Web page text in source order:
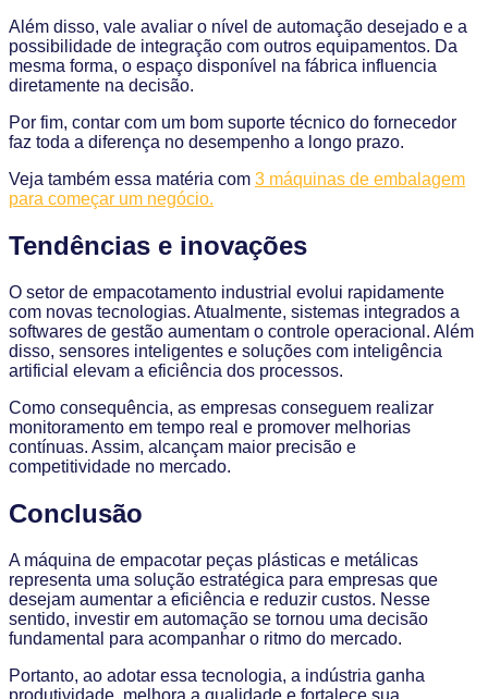
Além disso, vale avaliar o nível de automação desejado e a
possibilidade de integração com outros equipamentos. Da
mesma forma, o espaço disponível na fábrica influencia
diretamente na decisão.
Por fim, contar com um bom suporte técnico do fornecedor
faz toda a diferença no desempenho a longo prazo.
Veja também essa matéria com 3 máquinas de embalagem
para começar um negócio.
Tendências e inovações
O setor de empacotamento industrial evolui rapidamente
com novas tecnologias. Atualmente, sistemas integrados a
softwares de gestão aumentam o controle operacional. Além
disso, sensores inteligentes e soluções com inteligência
artificial elevam a eficiência dos processos.
Como consequência, as empresas conseguem realizar
monitoramento em tempo real e promover melhorias
contínuas. Assim, alcançam maior precisão e
competitividade no mercado.
Conclusão
A máquina de empacotar peças plásticas e metálicas
representa uma solução estratégica para empresas que
desejam aumentar a eficiência e reduzir custos. Nesse
sentido, investir em automação se tornou uma decisão
fundamental para acompanhar o ritmo do mercado.
Portanto, ao adotar essa tecnologia, a indústria ganha
produtividade, melhora a qualidade e fortalece sua